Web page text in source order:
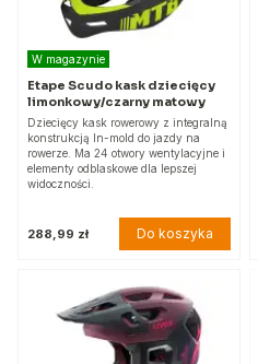
W magazynie
Etape Scudo kask dziecięcy
limonkowy/czarny matowy
Dziecięcy kask rowerowy z integralną
konstrukcją In-mold do jazdy na
rowerze. Ma 24 otwory wentylacyjne i
elementy odblaskowe dla lepszej
widoczności.
288,99 zł Do koszyka